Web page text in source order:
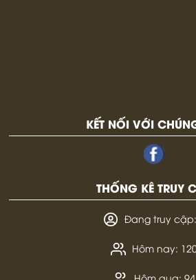
KẾT NỐI VỚI
THỐNG KÊ TRUY
Đang truy
Hôm nay: